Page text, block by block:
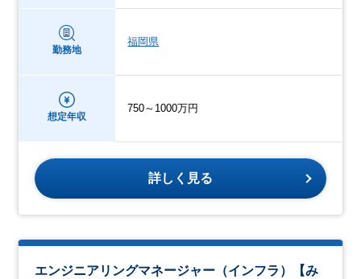
勤務地
福岡県
想定年収
750～1000万円
詳しく見る
エンジニアリングマネージャー（インフラ）【み